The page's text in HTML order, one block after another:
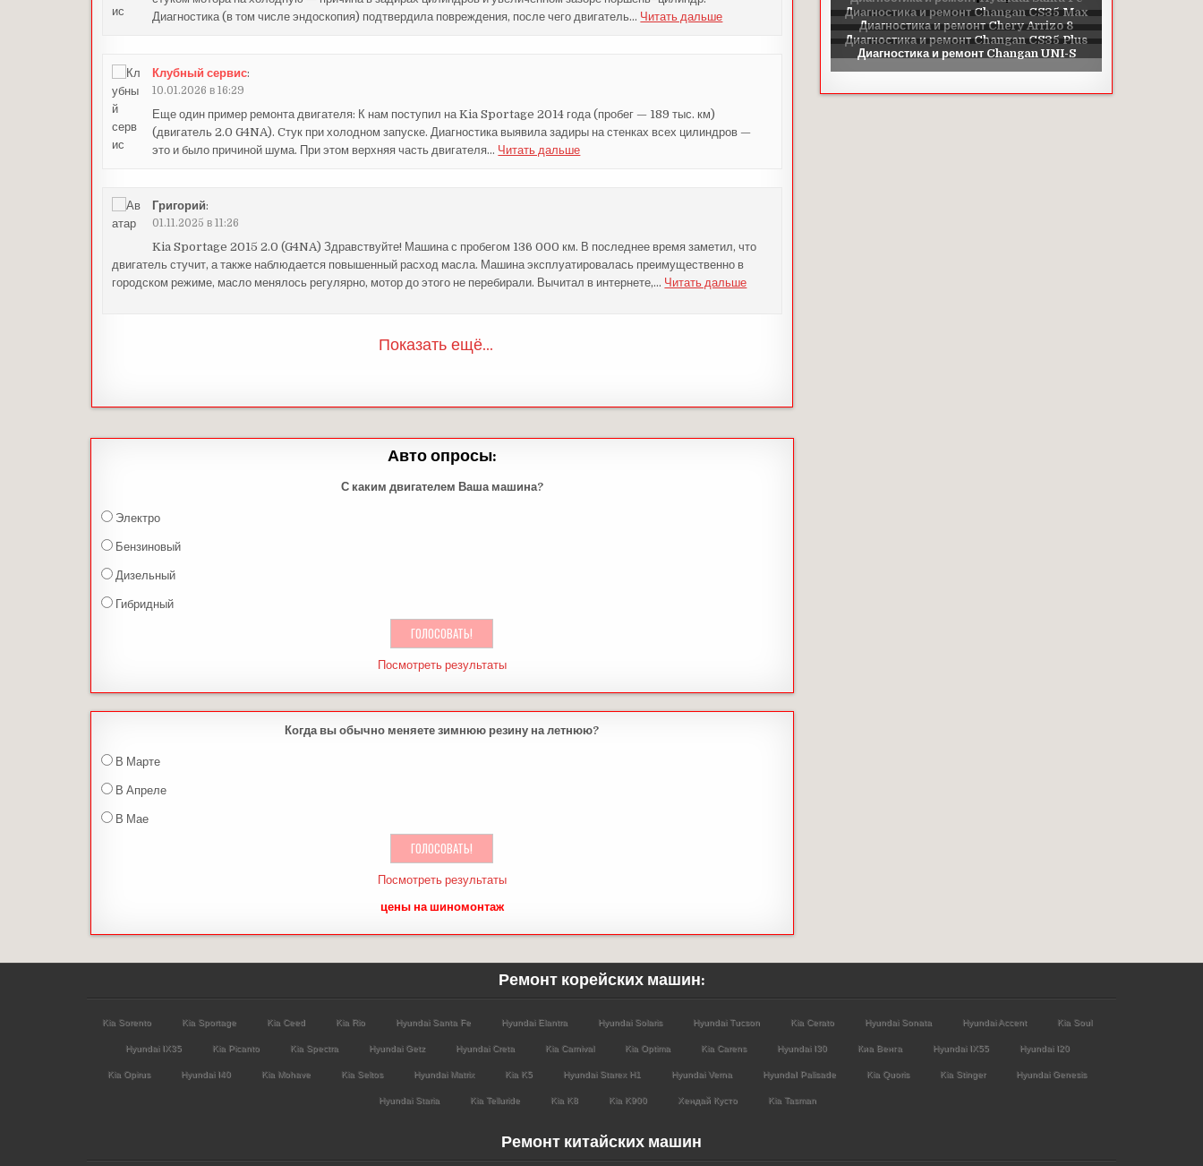
Диагностика (в том числе эндоскопия) подтвердила повреждения, после чего двигатель… Читать дальше
Клубный сервис:
10.01.2026 в 16:29
Еще один пример ремонта двигателя: К нам поступил на Kia Sportage 2014 года (пробег — 189 тыс. км)
(двигатель 2.0 G4NA). Cтук при холодном запуске. Диагностика выявила задиры на стенках всех цилиндров —
это и было причиной шума. При этом верхняя часть двигателя… Читать дальше
Григорий:
01.11.2025 в 11:26
Kia Sportage 2015 2.0 (G4NA) Здравствуйте! Машина с пробегом 136 000 км. В последнее время заметил, что
двигатель стучит, а также наблюдается повышенный расход масла. Машина эксплуатировалась преимущественно в
городском режиме, масло менялось регулярно, мотор до этого не перебирали. Вычитал в интернете,… Читать дальше
Показать ещё...
Авто опросы:
С каким двигателем Ваша машина?
Электро
Бензиновый
Дизельный
Гибридный
Посмотреть результаты
Когда вы обычно меняете зимнюю резину на летнюю?
В Марте
В Апреле
В Мае
Посмотреть результаты
цены на шиномонтаж
Ремонт корейских машин:
Kia Sorento Kia Sportage Kia Ceed Kia Rio Hyundai Santa Fe Hyundai Elantra Hyundai Solaris Hyundai Tucson Kia Cerato Hyundai Sonata Hyundai Accent Kia Soul
Hyundai IX35 Kia Picanto Kia Spectra Hyundai Getz Hyundai Creta Kia Carnival Kia Optima Kia Carens Hyundai I30 Киа Венга Hyundai IX55 Hyundai I20
Kia Opirus Hyundai I40 Kia Mohave Kia Seltos Hyundai Matrix Kia K5 Hyundai Starex H1 Hyundai Verna HyundaI Palisade Kia Quoris Kia Stinger Hyundai Genesis
Hyundai Staria Kia Telluride Kia K8 Kia K900 Хендай Кусто Kia Tasman
Ремонт китайских машин